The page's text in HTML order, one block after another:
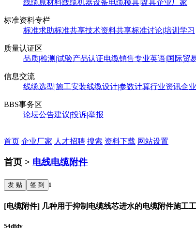
线缆原材料线缆机器设备电缆模具|盘具企业厂家
标准资料专栏
标准求助标准共享技术资料共享标准讨论|培训学习
质量认证区
品质|检测|试验产品认证电缆销售专业英语|国际贸
信息交流
线缆选型|施工安装线缆设计|参数计算行业资讯企
BBS事务区
论坛公告建议|投诉|举报
首页 企业厂家 人才招聘 搜索 资料下载 网站设置
首页 > 电线电缆附件
发 贴 签 到 1
[电缆附件] 几种用于抑制电缆线芯进水的电缆附件施工
54dfdv